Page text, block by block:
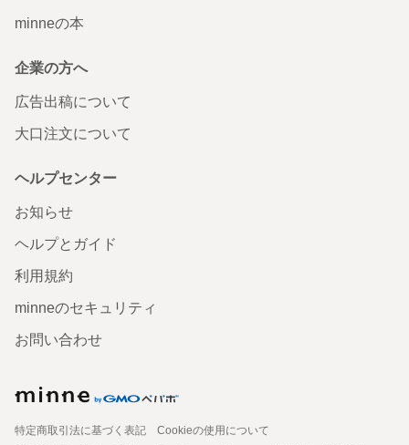
minneの本
企業の方へ
広告出稿について
大口注文について
ヘルプセンター
お知らせ
ヘルプとガイド
利用規約
minneのセキュリティ
お問い合わせ
特定商取引法に基づく表記
Cookieの使用について